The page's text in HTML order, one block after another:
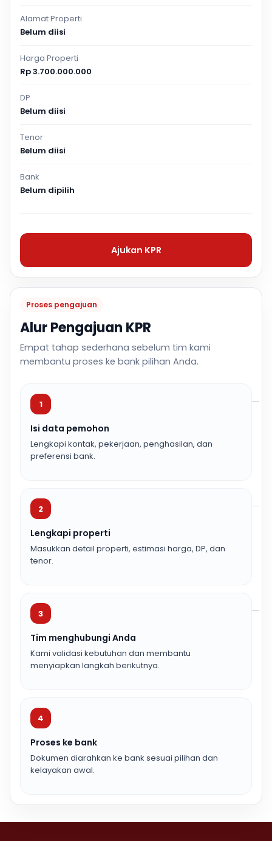
Proses pengajuan
Alur Pengajuan KPR
Empat tahap sederhana sebelum tim kami
membantu proses ke bank pilihan Anda.
1
Isi data pemohon
Lengkapi kontak, pekerjaan, penghasilan, dan
preferensi bank.
2
Lengkapi properti
Masukkan detail properti, estimasi harga, DP, dan
tenor.
3
Tim menghubungi Anda
Kami validasi kebutuhan dan membantu
menyiapkan langkah berikutnya.
4
Proses ke bank
Dokumen diarahkan ke bank sesuai pilihan dan
kelayakan awal.
Alamat Properti
Belum diisi
Harga Properti
Rp 3.700.000.000
DP
Belum diisi
Tenor
Belum diisi
Bank
Belum dipilih
Ajukan KPR